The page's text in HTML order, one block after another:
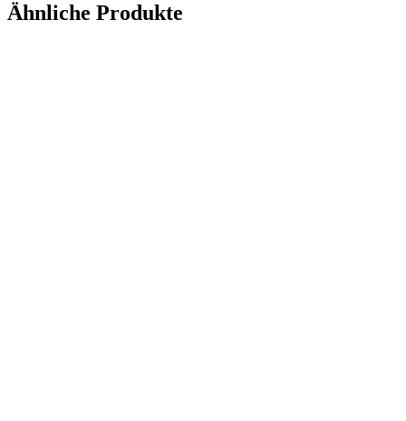
Ähnliche Produkte